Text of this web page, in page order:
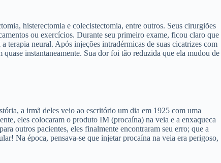
histerectomia e colecistectomia, entre outros. Seus cirurgiões
ou exercícios. Durante seu primeiro exame, ficou claro que
terapia neural. Após injeções intradérmicas de suas cicatrizes com
instantaneamente. Sua dor foi tão reduzida que ela mudou de
a irmã deles veio ao escritório um dia em 1925 com uma
eles colocaram o produto IM (procaína) na veia e a enxaqueca
outros pacientes, eles finalmente encontraram seu erro; que a
Na época, pensava-se que injetar procaína na veia era perigoso,